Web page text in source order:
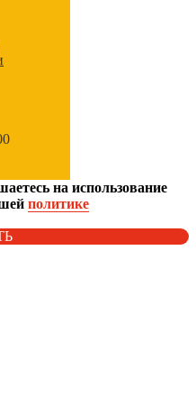
на использование
политике